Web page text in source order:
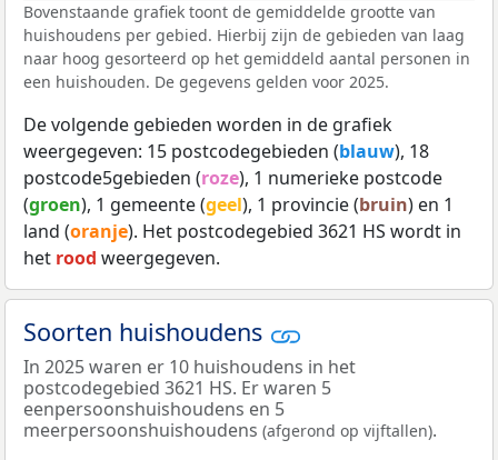
Bovenstaande grafiek toont de gemiddelde grootte van
huishoudens per gebied. Hierbij zijn de gebieden van laag
naar hoog gesorteerd op het gemiddeld aantal personen in
een huishouden. De gegevens gelden voor 2025.
De volgende gebieden worden in de grafiek
weergegeven: 15 postcodegebieden (blauw), 18
postcode5gebieden (roze), 1 numerieke postcode
(groen), 1 gemeente (geel), 1 provincie (bruin) en 1
land (oranje). Het postcodegebied 3621 HS wordt in
het rood weergegeven.
Soorten huishoudens
In 2025 waren er 10 huishoudens in het
postcodegebied 3621 HS. Er waren 5
eenpersoonshuishoudens en 5
meerpersoonshuishoudens (afgerond op vijftallen).